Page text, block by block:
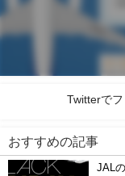
Twitterで
おすすめの記事
JAL